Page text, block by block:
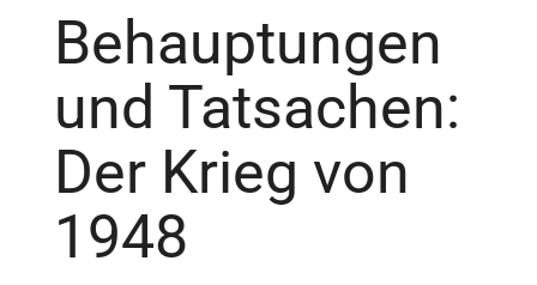
Behauptungen
und Tatsachen:
Der Krieg von
1948